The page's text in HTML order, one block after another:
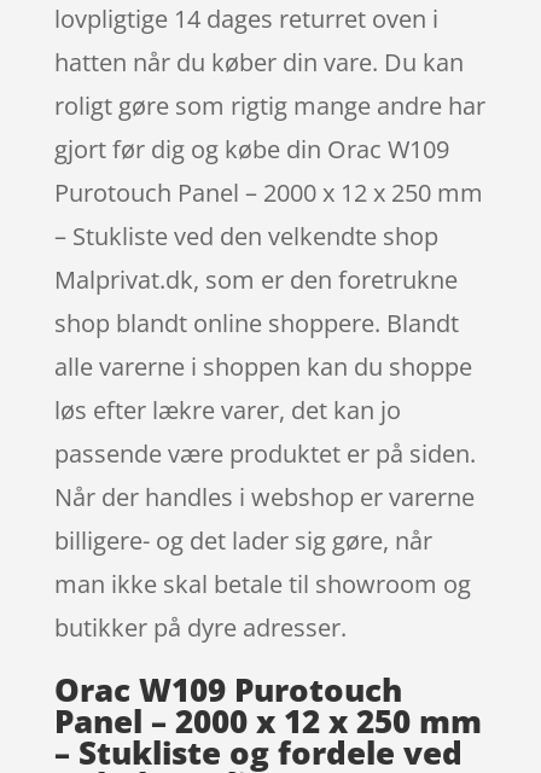
lovpligtige 14 dages returret oven i
hatten når du køber din vare. Du kan
roligt gøre som rigtig mange andre har
gjort før dig og købe din Orac W109
Purotouch Panel – 2000 x 12 x 250 mm
– Stukliste ved den velkendte shop
Malprivat.dk, som er den foretrukne
shop blandt online shoppere. Blandt
alle varerne i shoppen kan du shoppe
løs efter lækre varer, det kan jo
passende være produktet er på siden.
Når der handles i webshop er varerne
billigere- og det lader sig gøre, når
man ikke skal betale til showroom og
butikker på dyre adresser.
Orac W109 Purotouch
Panel – 2000 x 12 x 250 mm
– Stukliste og fordele ved